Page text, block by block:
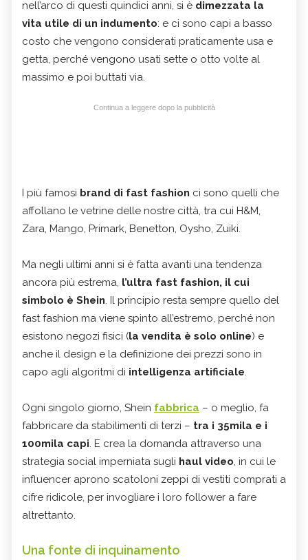
nell’arco di questi quindici anni, si è dimezzata la
vita utile di un indumento: e ci sono capi a basso
costo che vengono considerati praticamente usa e
getta, perché vengono usati sette o otto volte al
massimo e poi buttati via.
Continua a leggere dopo la pubblicità
I più famosi brand di fast fashion ci sono quelli che
affollano le vetrine delle nostre città, tra cui H&M,
Zara, Mango, Primark, Benetton, Oysho, Zuiki.
Ma negli ultimi anni si è fatta avanti una tendenza
ancora più estrema, l’ultra fast fashion, il cui
simbolo è Shein. Il principio resta sempre quello del
fast fashion ma viene spinto all’estremo, perché non
esistono negozi fisici (la vendita è solo online) e
anche il design e la definizione dei prezzi sono in
capo agli algoritmi di intelligenza artificiale.
Ogni singolo giorno, Shein fabbrica – o meglio, fa
fabbricare da stabilimenti di terzi – tra i 35mila e i
100mila capi. E crea la domanda attraverso una
strategia social imperniata sugli haul video, in cui le
influencer aprono scatoloni zeppi di vestiti comprati a
cifre ridicole, per invogliare i loro follower a fare
altrettanto.
Una fonte di inquinamento